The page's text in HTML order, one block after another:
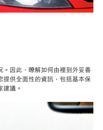
因此，瞭解如何由裡到外妥善
供全面性的資訊，包括基本保
建議。